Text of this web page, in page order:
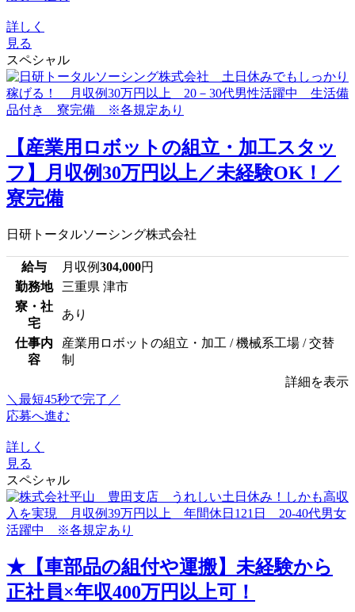
詳しく
見る
スペシャル
【産業用ロボットの組立・加工スタッ
フ】月収例30万円以上／未経験OK！／
寮完備
日研トータルソーシング株式会社
給与 月収例304,000円
勤務地
三重県 津市
寮・社
宅
あり
仕事内
容
産業用ロボットの組立・加工 / 機械系工場 / 交替
制
詳細を表示
＼最短45秒で完了／
応募へ進む
詳しく
見る
スペシャル
★【車部品の組付や運搬】未経験から
正社員×年収400万円以上可！